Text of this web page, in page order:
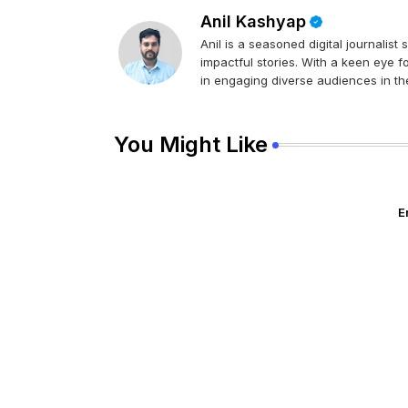
Anil Kashyap
Anil is a seasoned digital journalist
impactful stories. With a keen eye
in engaging diverse audiences in
You Might Like